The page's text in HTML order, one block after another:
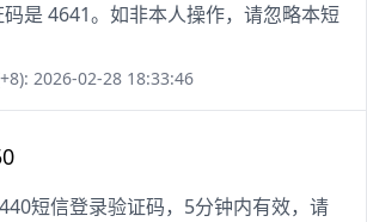
码是 4641。如非本人操作，请忽略本短
2026-02-28 18:33:46
短信登录验证码，5分钟内有效，请